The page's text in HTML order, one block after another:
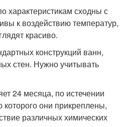
сходны с
к воздействию температур,
красиво.
конструкций ванн,
стен. Нужно учитывать
24 месяца, по истечении
они прикреплены,
различных химических